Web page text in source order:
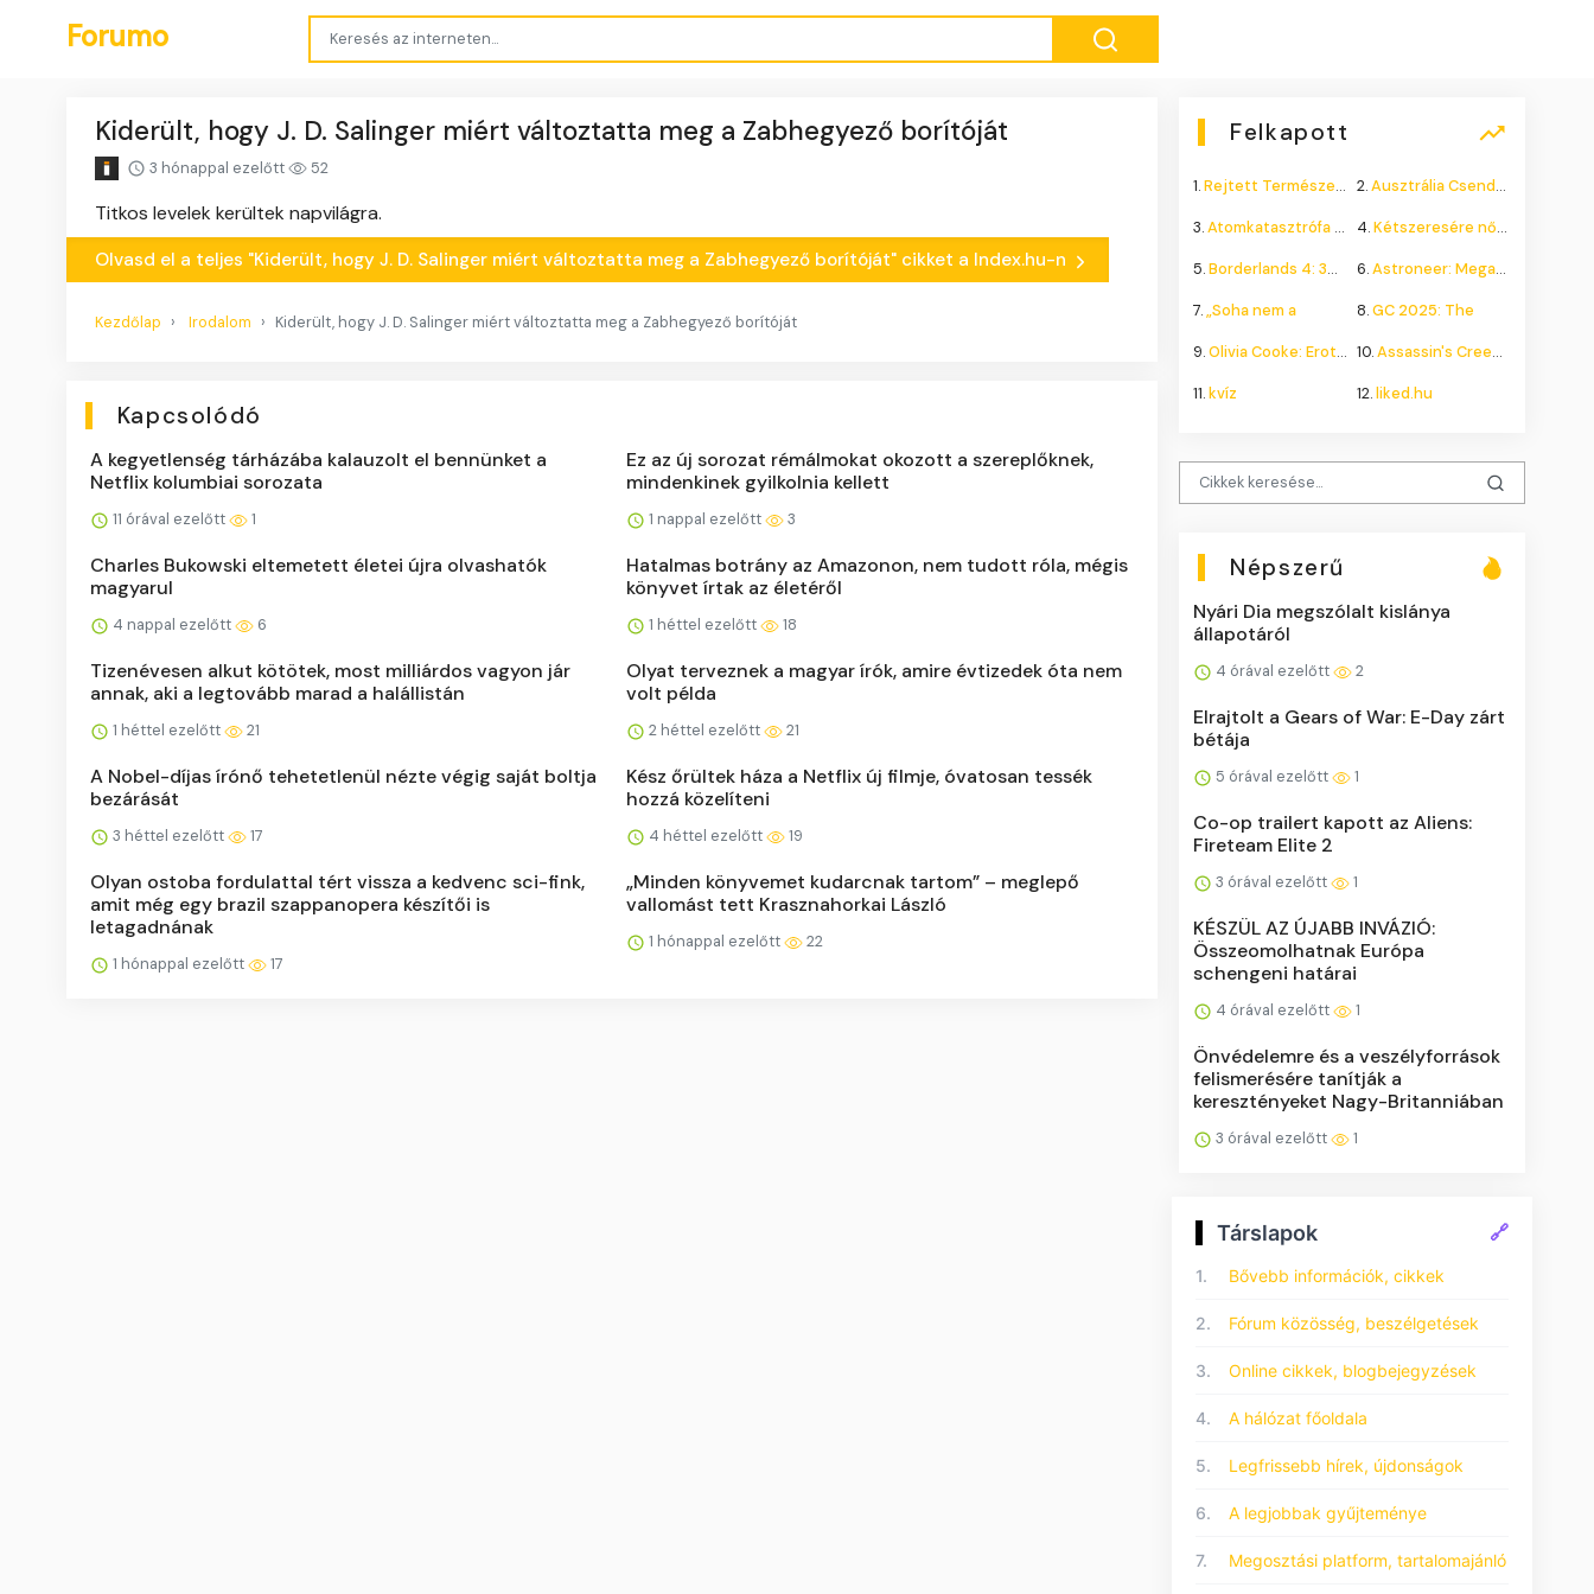
Forumo
Kiderült, hogy J. D. Salinger miért változtatta meg a Zabhegyező borítóját
3 hónappal ezelőtt 52
Titkos levelek kerültek napvilágra.
Olvasd el a teljes "Kiderült, hogy J. D. Salinger miért változtatta meg a Zabhegyező borítóját" cikket a Index.hu-n
Kezdőlap Irodalom Kiderült, hogy J. D. Salinger miért változtatta meg a Zabhegyező borítóját
Kapcsolódó
A kegyetlenség tárházába kalauzolt el bennünket a
Netflix kolumbiai sorozata
11 órával ezelőtt 1
Ez az új sorozat rémálmokat okozott a szereplőknek,
mindenkinek gyilkolnia kellett
1 nappal ezelőtt 3
Charles Bukowski eltemetett életei újra olvashatók
magyarul
4 nappal ezelőtt 6
Hatalmas botrány az Amazonon, nem tudott róla, mégis
könyvet írtak az életéről
1 héttel ezelőtt 18
Tizenévesen alkut kötötek, most milliárdos vagyon jár
annak, aki a legtovább marad a halállistán
1 héttel ezelőtt 21
Olyat terveznek a magyar írók, amire évtizedek óta nem
volt példa
2 héttel ezelőtt 21
A Nobel-díjas írónő tehetetlenül nézte végig saját boltja
bezárását
3 héttel ezelőtt 17
Kész őrültek háza a Netflix új filmje, óvatosan tessék
hozzá közelíteni
4 héttel ezelőtt 19
Olyan ostoba fordulattal tért vissza a kedvenc sci-fink,
amit még egy brazil szappanopera készítői is
letagadnának
1 hónappal ezelőtt 17
„Minden könyvemet kudarcnak tartom” – meglepő
vallomást tett Krasznahorkai László
1 hónappal ezelőtt 22
Felkapott
1.Rejtett Természeti Csoda 2.Ausztrália Csendes Összeomlása
3.Atomkatasztrófa 1985: A 4.Kétszeresére nőhet a
5.Borderlands 4: 300.000+ 6.Astroneer: Megatech DLC
7.„Soha nem a 8.GC 2025: The
9.Olivia Cooke: Erotikus 10.Assassin's Creed Shadows
11.kvíz 12.liked.hu
Népszerű
Nyári Dia megszólalt kislánya
állapotáról
4 órával ezelőtt 2
Elrajtolt a Gears of War: E-Day zárt
bétája
5 órával ezelőtt 1
Co-op trailert kapott az Aliens:
Fireteam Elite 2
3 órával ezelőtt 1
KÉSZÜL AZ ÚJABB INVÁZIÓ:
Összeomolhatnak Európa
schengeni határai
4 órával ezelőtt 1
Önvédelemre és a veszélyforrások
felismerésére tanítják a
keresztényeket Nagy-Britanniában
3 órával ezelőtt 1
Társlapok 🔗
1. Bővebb információk, cikkek
2. Fórum közösség, beszélgetések
3. Online cikkek, blogbejegyzések
4. A hálózat főoldala
5. Legfrissebb hírek, újdonságok
6. A legjobbak gyűjteménye
7. Megosztási platform, tartalomajánló